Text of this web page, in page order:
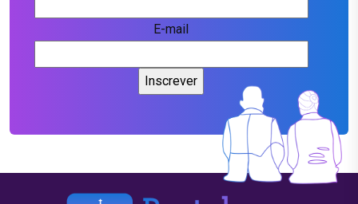
E-mail